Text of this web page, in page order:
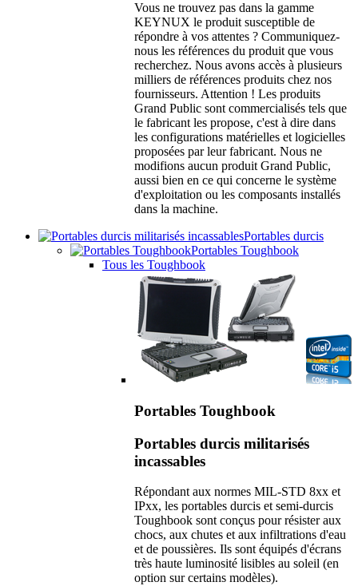
Vous ne trouvez pas dans la gamme
KEYNUX le produit susceptible de
répondre à vos attentes ? Communiquez-
nous les références du produit que vous
recherchez. Nous avons accès à plusieurs
milliers de références produits chez nos
fournisseurs. Attention ! Les produits
Grand Public sont commercialisés tels que
le fabricant les propose, c'est à dire dans
les configurations matérielles et logicielles
proposées par leur fabricant. Nous ne
modifions aucun produit Grand Public,
aussi bien en ce qui concerne le système
d'exploitation ou les composants installés
dans la machine.
Portables durcis
Portables Toughbook
Tous les Toughbook
Portables Toughbook
Portables durcis militarisés
incassables
Répondant aux normes MIL-STD 8xx et
IPxx, les portables durcis et semi-durcis
Toughbook sont conçus pour résister aux
chocs, aux chutes et aux infiltrations d'eau
et de poussières. Ils sont équipés d'écrans
très haute luminosité lisibles au soleil (en
option sur certains modèles).